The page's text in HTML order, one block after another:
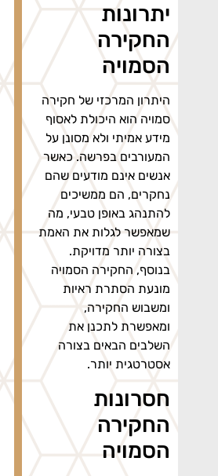
יתרונות
החקירה
הסמויה
היתרון המרכזי של חקירה
סמויה הוא היכולת לאסוף
מידע אמיתי ולא מסונן על
המעורבים בפרשה. כאשר
אנשים אינם מודעים שהם
נחקרים, הם ממשיכים
להתנהג באופן טבעי, מה
שמאפשר לגלות את האמת
בצורה יותר מדויקת.
בנוסף, החקירה הסמויה
מונעת הסתרת ראיות
ומשבוש החקירה,
ומאפשרת לתכנן את
השלבים הבאים בצורה
אסטרטגית יותר.
חסרונות
החקירה
הסמויה